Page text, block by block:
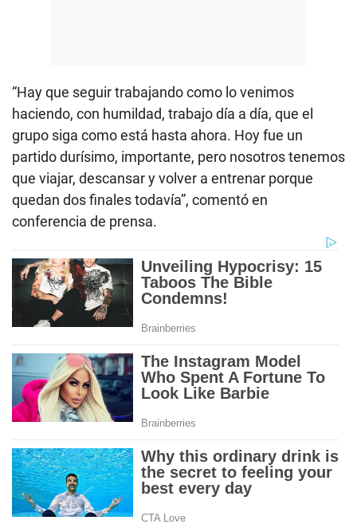
“Hay que seguir trabajando como lo venimos
haciendo, con humildad, trabajo día a día, que el
grupo siga como está hasta ahora. Hoy fue un
partido durísimo, importante, pero nosotros tenemos
que viajar, descansar y volver a entrenar porque
quedan dos finales todavía”, comentó en
conferencia de prensa.